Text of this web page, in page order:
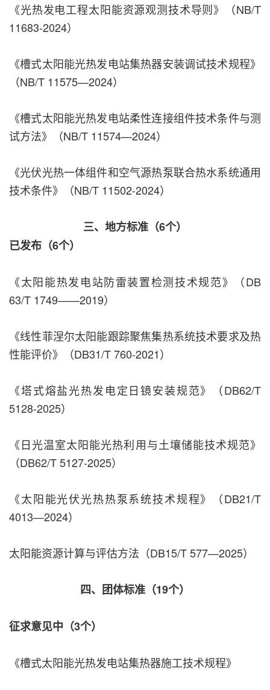
《光热发电工程太阳能资源观测技术导则》（NB/T
11683-2024）
《槽式太阳能光热发电站集热器安装调试技术规程》
（NB/T 11575—2024）
《槽式太阳能光热发电站柔性连接组件技术条件与测
试方法》（NB/T 11574—2024）
《光伏光热一体组件和空气源热泵联合热水系统通用
技术条件》（NB/T 11502-2024）
三、地方标准（6个）
已发布（6个）
《太阳能热发电站防雷装置检测技术规范》（DB
63/T 1749——2019）
《线性菲涅尔太阳能跟踪聚焦集热系统技术要求及热
性能评价》（DB31/T 760-2021）
《塔式熔盐光热发电定日镜安装规范》（DB62/T
5128-2025）
《日光温室太阳能光热利用与土壤储能技术规范》
（DB62/T 5127-2025）
《太阳能光伏光热热泵系统技术规程》（DB21/T
4013—2024）
太阳能资源计算与评估方法（DB15/T 577—2025）
四、团体标准（19个）
征求意见中（3个）
《槽式太阳能光热发电站集热器施工技术规程》